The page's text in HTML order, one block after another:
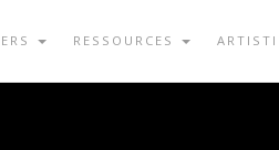
RESSOURCES